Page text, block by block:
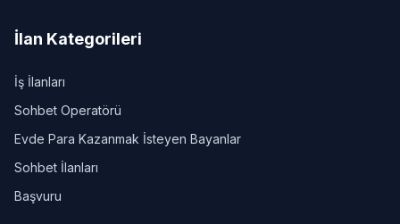
İlan Kategorileri
İş İlanları
Sohbet Operatörü
Evde Para Kazanmak İsteyen Bayanlar
Sohbet İlanları
Başvuru